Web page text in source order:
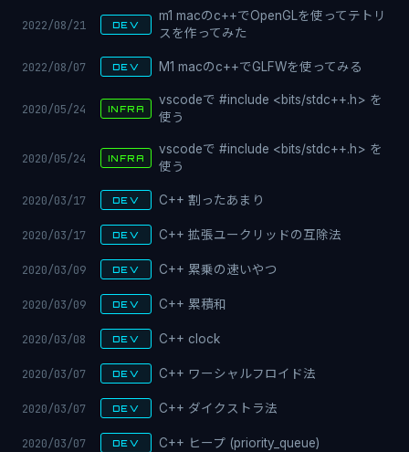
2022/08/21 DEV
m1 macのc++でOpenGLを使ってテトリ
スを作ってみた
2022/08/07 DEV M1 macのc++でGLFWを使ってみる
2020/05/24 INFRA
vscodeで #include <bits/stdc++.h> を
使う
2020/05/24 INFRA
vscodeで #include <bits/stdc++.h> を
使う
2020/03/17 DEV C++ 割ったあまり
2020/03/17 DEV C++ 拡張ユークリッドの互除法
2020/03/09 DEV C++ 累乗の速いやつ
2020/03/09 DEV C++ 累積和
2020/03/08 DEV C++ clock
2020/03/07 DEV C++ ワーシャルフロイド法
2020/03/07 DEV C++ ダイクストラ法
2020/03/07 DEV C++ ヒープ (priority_queue)